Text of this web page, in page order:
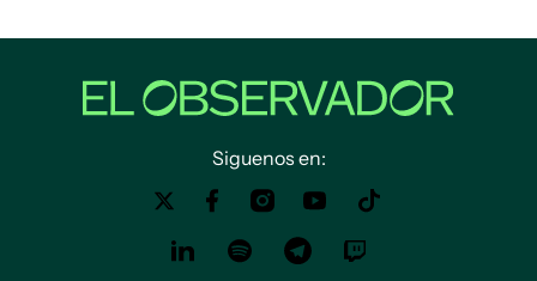
Siguenos en: